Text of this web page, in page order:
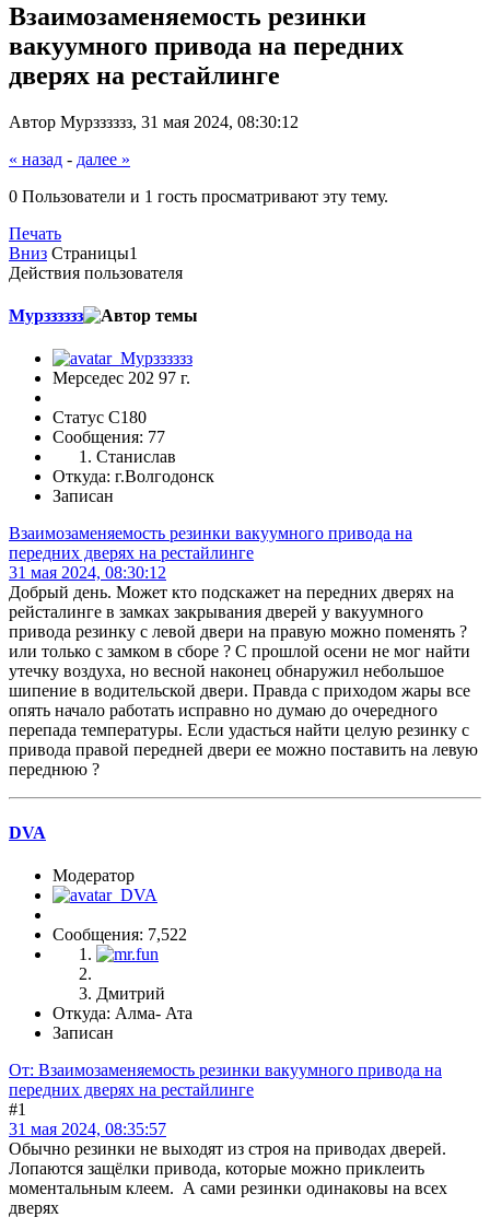
Взаимозаменяемость резинки
вакуумного привода на передних
дверях на рестайлинге
Автор Мурзззззз, 31 мая 2024, 08:30:12
« назад - далее »
0 Пользователи и 1 гость просматривают эту тему.
Печать
Вниз Страницы1
Действия пользователя
Мурзззззз
Мерседес 202 97 г.
Статус C180
Сообщения: 77
Станислав
Откуда: г.Волгодонск
Записан
Взаимозаменяемость резинки вакуумного привода на
передних дверях на рестайлинге
31 мая 2024, 08:30:12
Добрый день. Может кто подскажет на передних дверях на
рейсталинге в замках закрывания дверей у вакуумного
привода резинку с левой двери на правую можно поменять ?
или только с замком в сборе ? С прошлой осени не мог найти
утечку воздуха, но весной наконец обнаружил небольшое
шипение в водительской двери. Правда с приходом жары все
опять начало работать исправно но думаю до очередного
перепада температуры. Если удасться найти целую резинку с
привода правой передней двери ее можно поставить на левую
переднюю ?
DVA
Модератор
Сообщения: 7,522
Дмитрий
Откуда: Алма- Ата
Записан
От: Взаимозаменяемость резинки вакуумного привода на
передних дверях на рестайлинге
#1
31 мая 2024, 08:35:57
Обычно резинки не выходят из строя на приводах дверей.
Лопаются защёлки привода, которые можно приклеить
моментальным клеем. А сами резинки одинаковы на всех
дверях